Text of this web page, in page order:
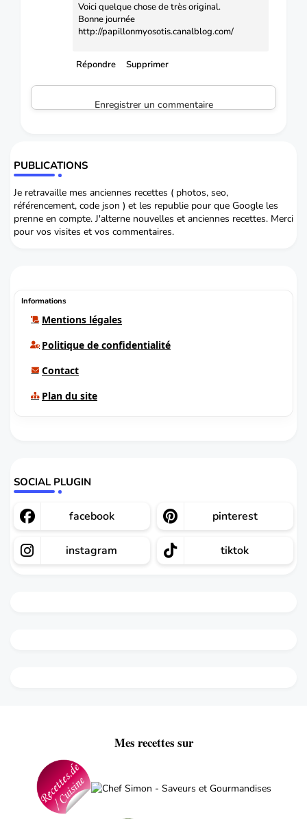
Voici quelque chose de très original.
Bonne journée
http://papillonmyosotis.canalblog.com/
Répondre Supprimer
Enregistrer un commentaire
PUBLICATIONS
Je retravaille mes anciennes recettes ( photos, seo,
référencement, code json ) et les republie pour que Google les
prenne en compte. J'alterne nouvelles et anciennes recettes. Merci
pour vos visites et vos commentaires.
Informations
Mentions légales
Politique de confidentialité
Contact
Plan du site
SOCIAL PLUGIN
facebook pinterest
instagram tiktok
Mes recettes sur